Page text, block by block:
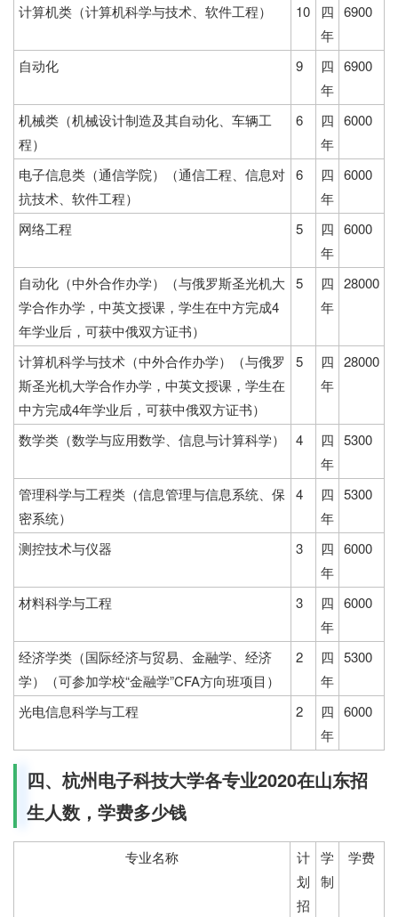
计算机类（计算机科学与技术、软件工程） 10
四
年
6900
自动化 9
四
年
6900
机械类（机械设计制造及其自动化、车辆工
程）
6
四
年
6000
电子信息类（通信学院）（通信工程、信息对
抗技术、软件工程）
6
四
年
6000
网络工程 5
四
年
6000
自动化（中外合作办学）（与俄罗斯圣光机大
学合作办学，中英文授课，学生在中方完成4
年学业后，可获中俄双方证书）
5
四
年
28000
计算机科学与技术（中外合作办学）（与俄罗
斯圣光机大学合作办学，中英文授课，学生在
中方完成4年学业后，可获中俄双方证书）
5
四
年
28000
数学类（数学与应用数学、信息与计算科学） 4
四
年
5300
管理科学与工程类（信息管理与信息系统、保
密系统）
4
四
年
5300
测控技术与仪器 3
四
年
6000
材料科学与工程 3
四
年
6000
经济学类（国际经济与贸易、金融学、经济
学）（可参加学校“金融学”CFA方向班项目）
2
四
年
5300
光电信息科学与工程 2
四
年
6000
四、杭州电子科技大学各专业2020在山东招
生人数，学费多少钱
专业名称
计
划
招
学
制
学费